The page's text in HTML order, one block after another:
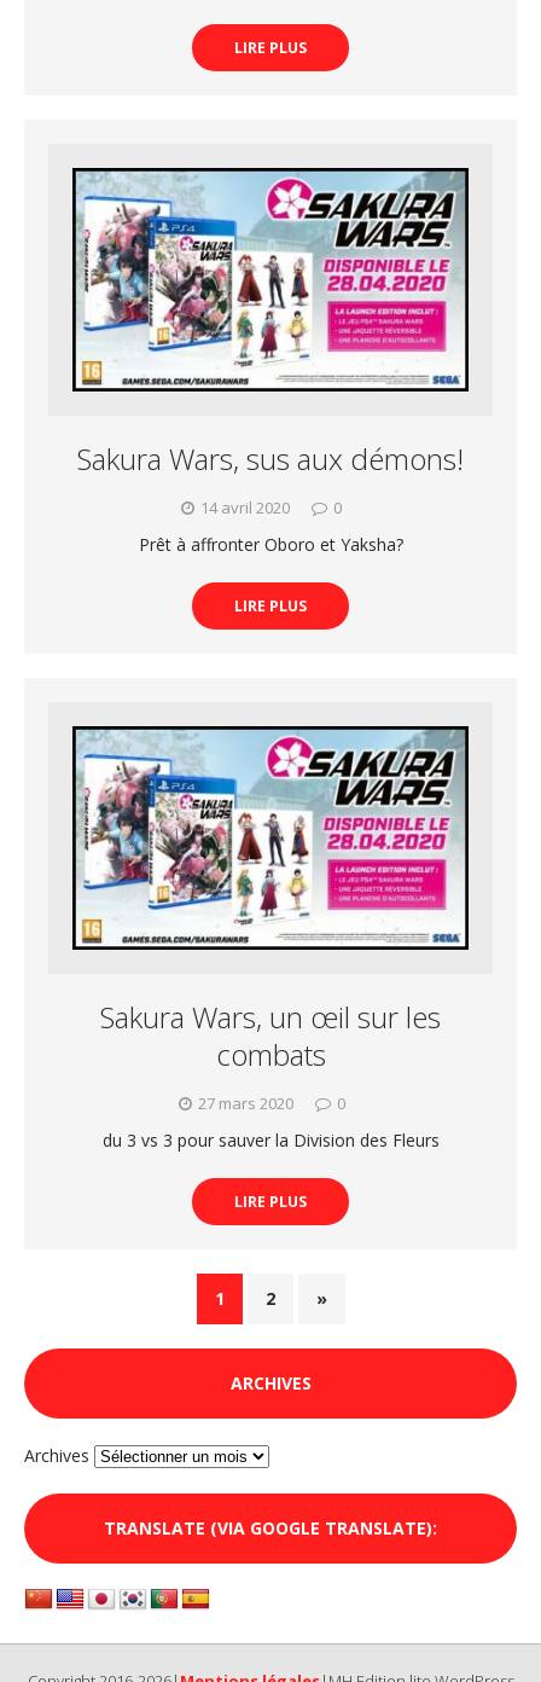
LIRE PLUS
Sakura Wars, sus aux démons!
14 avril 2020 0
Prêt à affronter Oboro et Yaksha?
LIRE PLUS
Sakura Wars, un œil sur les
combats
27 mars 2020 0
du 3 vs 3 pour sauver la Division des Fleurs
LIRE PLUS
1 2 »
ARCHIVES
Archives
TRANSLATE (VIA GOOGLE TRANSLATE):